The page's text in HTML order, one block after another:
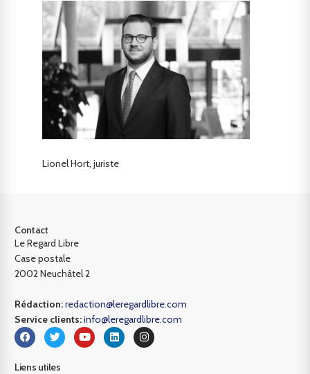
Lionel Hort, juriste
Contact
Le Regard Libre
Case postale
2002 Neuchâtel 2
Rédaction:redaction@leregardlibre.com
Service clients:info@leregardlibre.com
Liens utiles